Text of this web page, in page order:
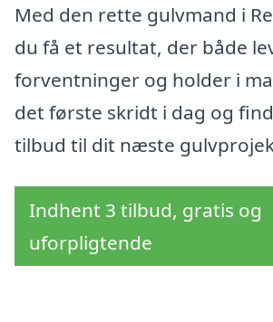
Med den rette gulvmand i
du få et resultat, der både
forventninger og holder i
det første skridt i dag og
tilbud til dit næste
Indhent 3 tilbud, gratis og
uforpligtende